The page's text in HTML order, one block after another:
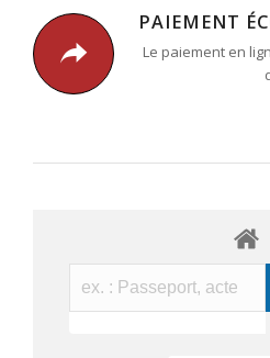
PAIEMENT
Le paiement en